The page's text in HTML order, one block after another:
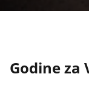
Godine za